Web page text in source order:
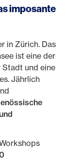
imposante
in Zürich. Das
ist eine der
Stadt und eine
Jährlich